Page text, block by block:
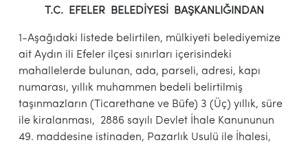
T.C. EFELER BELEDİYESİ BAŞKANLIĞINDAN
1-Aşağıdaki listede belirtilen, mülkiyeti belediyemize
ait Aydın ili Efeler ilçesi sınırları içerisindeki
mahallelerde bulunan, ada, parseli, adresi, kapı
numarası, yıllık muhammen bedeli belirtilmiş
taşınmazların (Ticarethane ve Büfe) 3 (Üç) yıllık, süre
ile kiralanması, 2886 sayılı Devlet İhale Kanununun
49. maddesine istinaden, Pazarlık Usulü ile İhalesi,